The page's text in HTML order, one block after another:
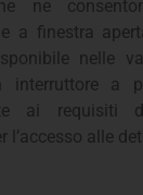
ne
a finestra
nelle
a
ai requisiti
l’accesso alle